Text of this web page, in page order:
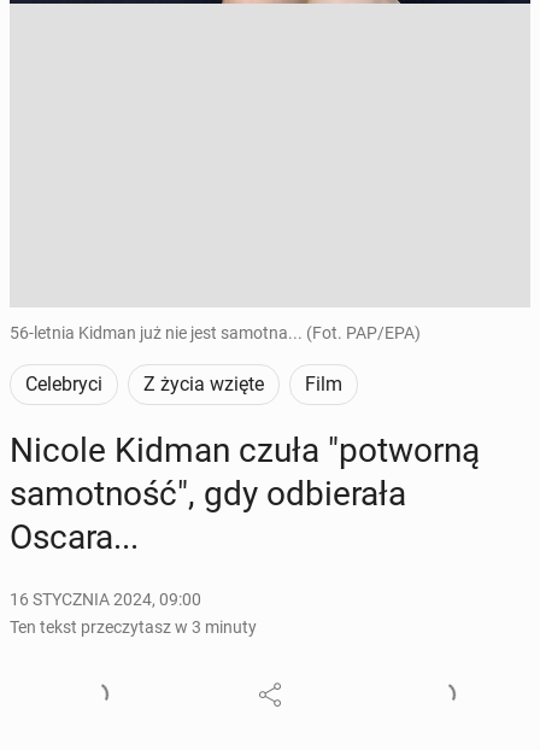
56-letnia Kidman już nie jest samotna... (Fot. PAP/EPA)
Celebryci Z życia wzięte Film
Nicole Kidman czuła "po­twor­ną
sa­mot­ność", gdy od­bie­ra­ła
Oscara...
16 STYCZNIA 2024, 09:00
Ten tekst przeczytasz w 3 minuty